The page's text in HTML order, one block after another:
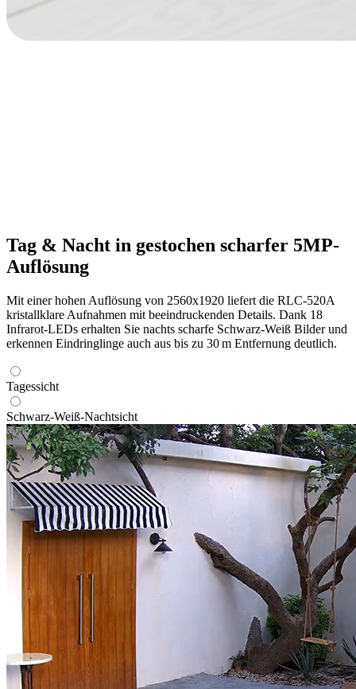
Tag & Nacht in gestochen scharfer 5MP-
Auflösung
Mit einer hohen Auflösung von 2560x1920 liefert die RLC-520A
kristallklare Aufnahmen mit beeindruckenden Details. Dank 18
Infrarot-LEDs erhalten Sie nachts scharfe Schwarz-Weiß Bilder und
erkennen Eindringlinge auch aus bis zu 30 m Entfernung deutlich.
Tagessicht
Schwarz-Weiß-Nachtsicht